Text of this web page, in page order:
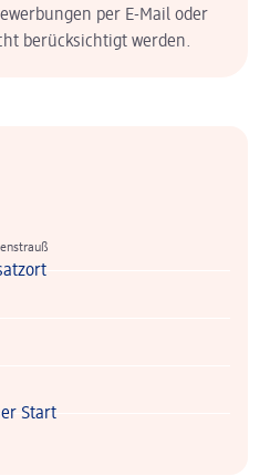
per E-Mail oder
berücksichtigt werden.
Start